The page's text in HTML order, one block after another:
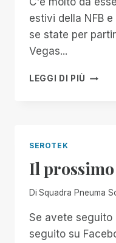
estivi della NFB
se state per
Vegas...
LEGGI DI PIÙ
SEROTEK
Il
Di Squadra Pneuma
Se avete seguito
seguito su